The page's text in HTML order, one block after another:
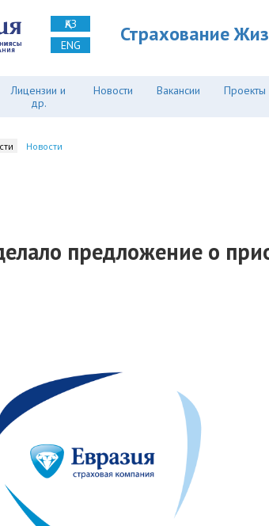
ҚАЗ
ENG
Страхование
Лицензии и
др.
Новости Вакансии Проекты
Новости
предложение о